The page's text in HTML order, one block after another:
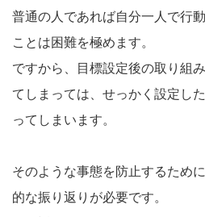
普通の人であれば自分一人で行
ことは困難を極めます。
ですから、目標設定後の取り組
てしまっては、せっかく設定し
ってしまいます。
そのような事態を防止するため
的な振り返りが必要です。